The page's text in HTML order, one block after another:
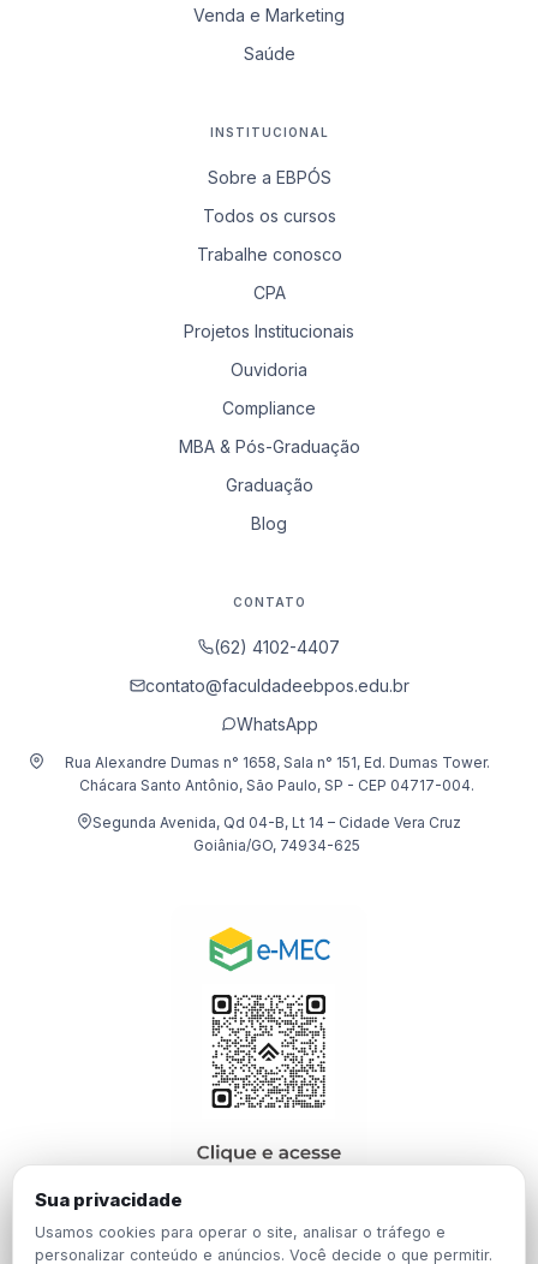
Venda e Marketing
Saúde
INSTITUCIONAL
Sobre a EBPÓS
Todos os cursos
Trabalhe conosco
CPA
Projetos Institucionais
Ouvidoria
Compliance
MBA & Pós-Graduação
Graduação
Blog
CONTATO
(62) 4102-4407
contato@faculdadeebpos.edu.br
WhatsApp
Rua Alexandre Dumas n° 1658, Sala n° 151, Ed. Dumas Tower.
Chácara Santo Antônio, São Paulo, SP - CEP 04717-004.
Segunda Avenida, Qd 04-B, Lt 14 – Cidade Vera Cruz
Goiânia/GO, 74934-625
Sua privacidade
Usamos cookies para operar o site, analisar o tráfego e
personalizar conteúdo e anúncios. Você decide o que permitir.